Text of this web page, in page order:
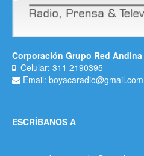
Corporación Grupo Red Andina
Celular: 311 2190395
Email: boyacaradio@gmail.com
ESCRÍBANOS A